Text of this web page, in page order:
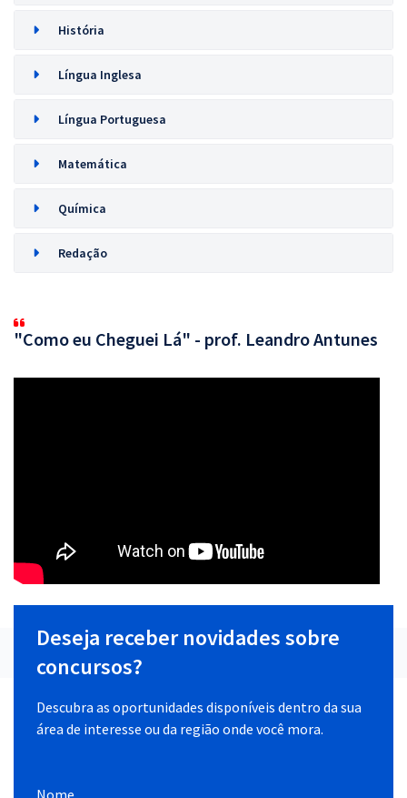
História
Língua Inglesa
Língua Portuguesa
Matemática
Química
Redação
"Como eu Cheguei Lá" - prof. Leandro Antunes
Deseja receber novidades sobre
concursos?
Descubra as oportunidades disponíveis dentro da sua
área de interesse ou da região onde você mora.
Nome